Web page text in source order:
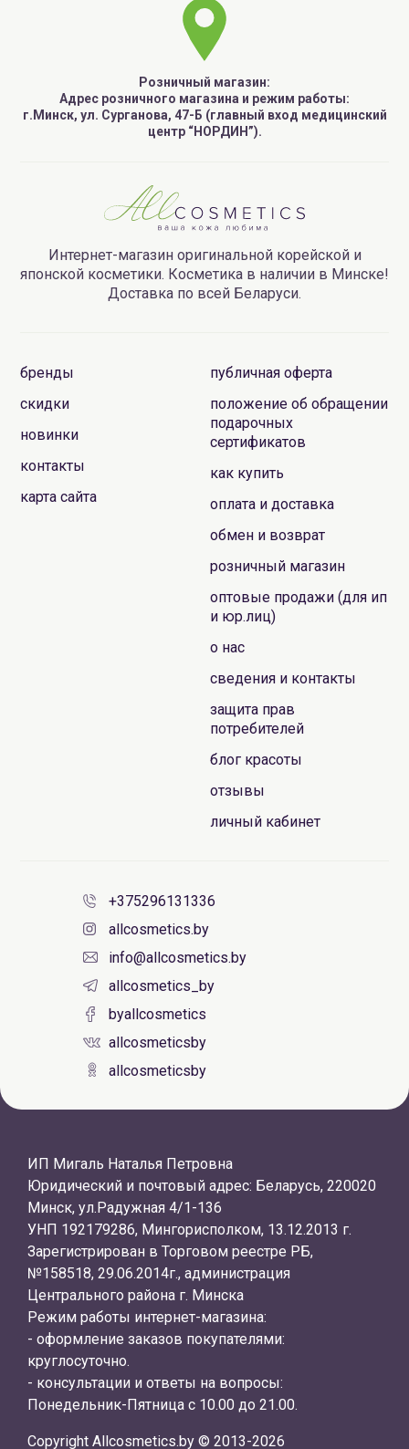
Розничный магазин:
Адрес розничного магазина и режим работы:
г.Минск, ул. Сурганова, 47-Б (главный вход медицинский
центр “НОРДИН”).
Интернет-магазин оригинальной корейской и
японской косметики. Косметика в наличии в Минске!
Доставка по всей Беларуси.
бренды
скидки
новинки
контакты
карта сайта
публичная оферта
положение об обращении
подарочных
сертификатов
как купить
оплата и доставка
обмен и возврат
розничный магазин
оптовые продажи (для ип
и юр.лиц)
о нас
сведения и контакты
защита прав
потребителей
блог красоты
отзывы
личный кабинет
+375296131336
allcosmetics.by
info@allcosmetics.by
allcosmetics_by
byallcosmetics
allcosmeticsby
allcosmeticsby
ИП Мигаль Наталья Петровна
Юридический и почтовый адрес: Беларусь, 220020
Минск, ул.Радужная 4/1-136
УНП 192179286, Мингорисполком, 13.12.2013 г.
Зарегистрирован в Торговом реестре РБ,
№158518, 29.06.2014г., администрация
Центрального района г. Минска
Режим работы интернет-магазина:
- оформление заказов покупателями:
круглосуточно.
- консультации и ответы на вопросы:
Понедельник-Пятница с 10.00 до 21.00.
Copyright Allcosmetics.by © 2013-2026